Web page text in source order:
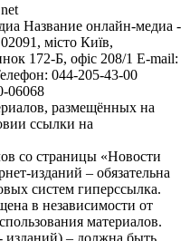
Название онлайн-медиа -
місто Київ,
172-Б, офіс 208/1 E-mail:
044-205-43-00
06068
размещённых на
ссылки на
со страницы «Новости
изданий – обязательна
систем гиперссылка.
в независимости от
материалов.
изданий) – должна быть